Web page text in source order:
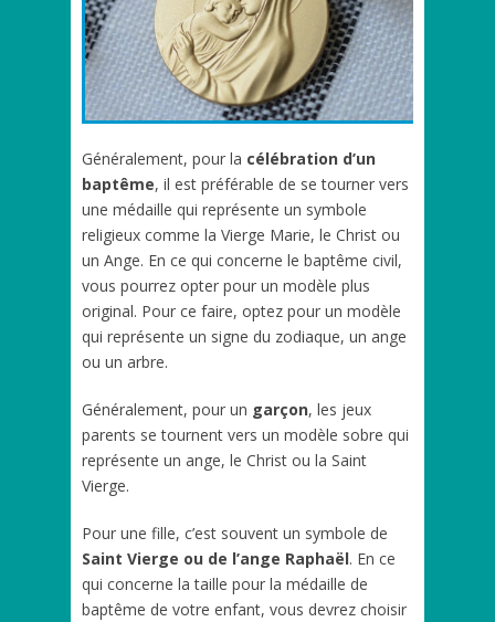
Généralement, pour la célébration d’un
baptême, il est préférable de se tourner vers
une médaille qui représente un symbole
religieux comme la Vierge Marie, le Christ ou
un Ange. En ce qui concerne le baptême civil,
vous pourrez opter pour un modèle plus
original. Pour ce faire, optez pour un modèle
qui représente un signe du zodiaque, un ange
ou un arbre.
Généralement, pour un garçon, les jeux
parents se tournent vers un modèle sobre qui
représente un ange, le Christ ou la Saint
Vierge.
Pour une fille, c’est souvent un symbole de
Saint Vierge ou de l’ange Raphaël. En ce
qui concerne la taille pour la médaille de
baptême de votre enfant, vous devrez choisir